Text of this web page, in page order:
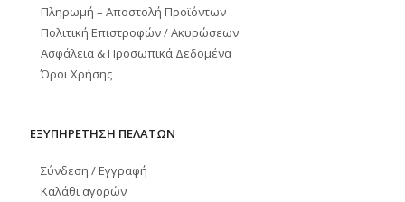
Πληρωμή – Αποστολή Προϊόντων
Πολιτική Επιστροφών / Ακυρώσεων
Ασφάλεια & Προσωπικά Δεδομένα
Όροι Χρήσης
ΕΞΥΠΗΡΕΤΗΣΗ ΠΕΛΑΤΩΝ
Σύνδεση / Εγγραφή
Καλάθι αγορών